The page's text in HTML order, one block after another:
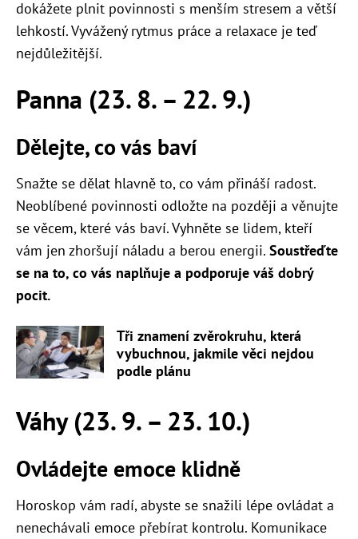
dokážete plnit povinnosti s menším stresem a větší
lehkostí. Vyvážený rytmus práce a relaxace je teď
nejdůležitější.
Panna (23. 8. – 22. 9.)
Dělejte, co vás baví
Snažte se dělat hlavně to, co vám přináší radost.
Neoblíbené povinnosti odložte na později a věnujte
se věcem, které vás baví. Vyhněte se lidem, kteří
vám jen zhoršují náladu a berou energii. Soustřeďte
se na to, co vás naplňuje a podporuje váš dobrý
pocit.
Tři znamení zvěrokruhu, která
vybuchnou, jakmile věci nejdou
podle plánu
Váhy (23. 9. – 23. 10.)
Ovládejte emoce klidně
Horoskop vám radí, abyste se snažili lépe ovládat a
nenechávali emoce přebírat kontrolu. Komunikace